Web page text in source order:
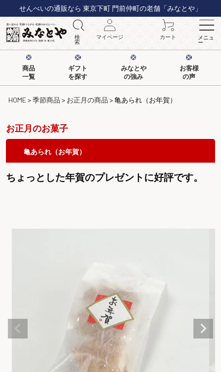
せんべいの通販なら 東京下町 門前仲町の老舗「みなとや」
検
索
マイページ カート メニュ
ー
商品
一覧
ギフト
を探す
みなとや
の強み
お客様
の声
HOME 季節商品 お正月の商品 亀あられ（お年賀）
お正月のお菓子
亀あられ（お年賀）
ちょっとした年賀のプレゼントに好評です。